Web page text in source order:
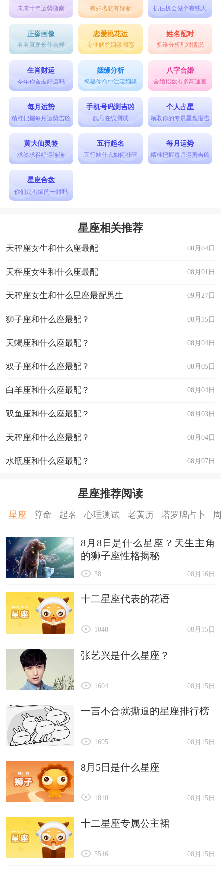
未来十年运势指南 有好名就有好命 抓住机会做个有钱人
正缘画像
看看真爱长什么样
恋爱桃花运
专业解答姻缘困惑
姓名配对
多维分析配对情况
生肖财运
今年你会走好运吗
姻缘分析
揭秘你命中注定姻缘
八字合婚
合婚指数有多高速查
每月运势
精准把握每月运势吉凶
手机号码测吉凶
靓号在线测试
个人占星
领取你的专属星盘报告
黄大仙灵签
求签求得好运连连
五行起名
五行缺什么如何补旺
每月运势
精准把握每月运势吉凶
星座合盘
你们是有缘的一对吗
星座相关推荐
08月04日
天秤座女生和什么座最配
08月01日
天秤座女生和什么座最配
09月27日
天秤座女生和什么星座最配男生
08月15日
狮子座和什么座最配？
08月04日
天蝎座和什么座最配？
08月05日
双子座和什么座最配？
08月04日
白羊座和什么座最配？
08月03日
双鱼座和什么座最配？
08月04日
天秤座和什么座最配？
08月07日
水瓶座和什么座最配？
星座推荐阅读
星座 算命 起名 心理测试 老黄历 塔罗牌占卜
8月8日是什么星座？天生主角
的狮子座性格揭秘
08月16日
58
十二星座代表的花语
08月15日
1048
张艺兴是什么星座？
08月15日
1604
一言不合就撕逼的星座排行榜
08月15日
1695
8月5日是什么星座
08月15日
1810
十二星座专属公主裙
08月15日
5546